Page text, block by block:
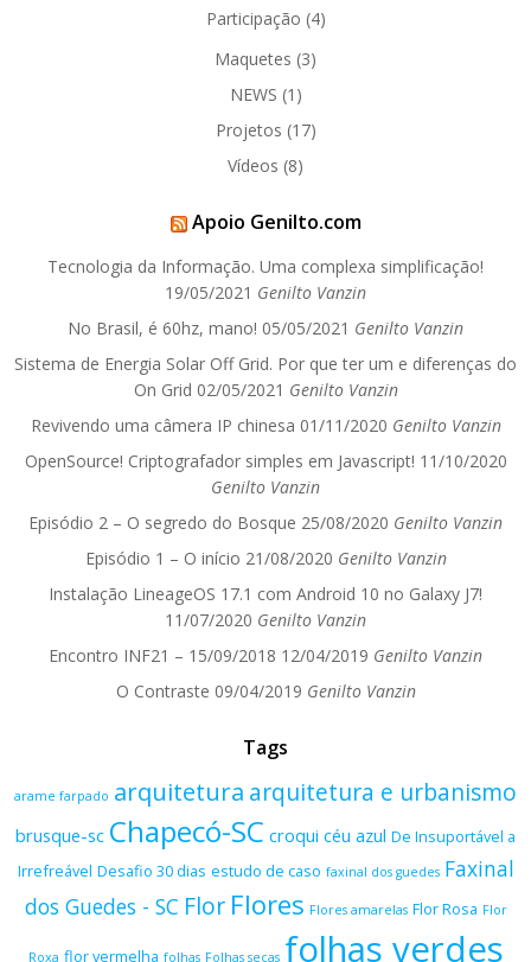
Participação (4)
Maquetes (3)
NEWS (1)
Projetos (17)
Vídeos (8)
Apoio Genilto.com
Tecnologia da Informação. Uma complexa simplificação!
19/05/2021 Genilto Vanzin
No Brasil, é 60hz, mano! 05/05/2021 Genilto Vanzin
Sistema de Energia Solar Off Grid. Por que ter um e diferenças do
On Grid 02/05/2021 Genilto Vanzin
Revivendo uma câmera IP chinesa 01/11/2020 Genilto Vanzin
OpenSource! Criptografador simples em Javascript! 11/10/2020
Genilto Vanzin
Episódio 2 – O segredo do Bosque 25/08/2020 Genilto Vanzin
Episódio 1 – O início 21/08/2020 Genilto Vanzin
Instalação LineageOS 17.1 com Android 10 no Galaxy J7!
11/07/2020 Genilto Vanzin
Encontro INF21 – 15/09/2018 12/04/2019 Genilto Vanzin
O Contraste 09/04/2019 Genilto Vanzin
Tags
arame farpado arquitetura arquitetura e urbanismo
brusque-sc Chapecó-SC croqui céu azul De Insuportável a
Irrefreável Desafio 30 dias estudo de caso faxinal dos guedes Faxinal
dos Guedes - SC Flor Flores Flores amarelas Flor Rosa Flor
Roxa flor vermelha folhas Folhas secas folhas verdes